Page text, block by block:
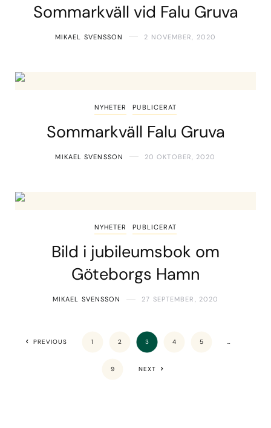
Sommarkväll vid Falu Gruva
MIKAEL SVENSSON 2 NOVEMBER, 2020
NYHETER PUBLICERAT
Sommarkväll Falu Gruva
MIKAEL SVENSSON 20 OKTOBER, 2020
NYHETER PUBLICERAT
Bild i jubileumsbok om
Göteborgs Hamn
MIKAEL SVENSSON 27 SEPTEMBER, 2020
PREVIOUS 1 2 3 4 5 …
9 NEXT